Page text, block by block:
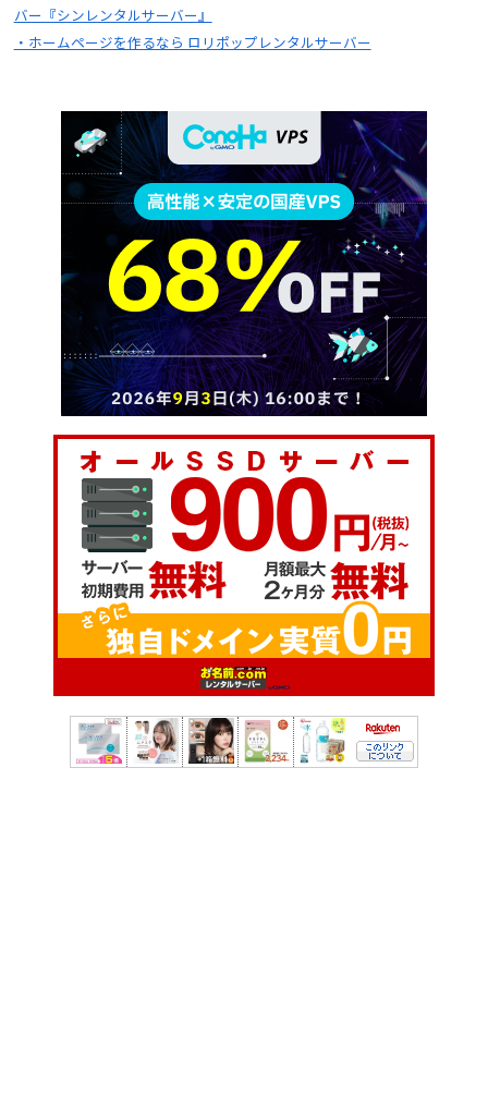
バー『シンレンタルサーバー』
・ホームページを作るなら ロリポップレンタルサーバー